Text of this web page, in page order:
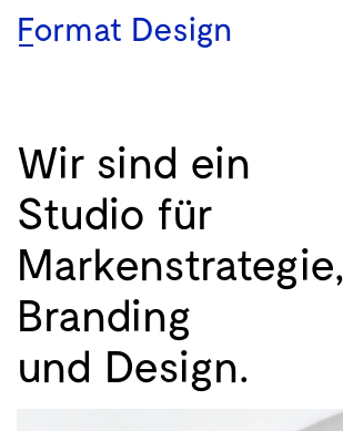
Format Design
Wir sind ein
Studio für
Markenstrategie,
Branding
und Design.